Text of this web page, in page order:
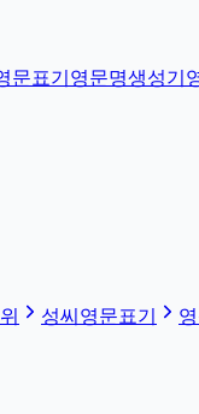
문표기영문명생성기
성씨영문표기